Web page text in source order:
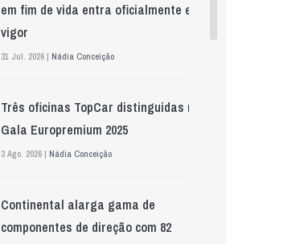
em fim de vida entra oficialmente em
vigor
31 Jul. 2026 | Nádia Conceição
Três oficinas TopCar distinguidas na
Gala Europremium 2025
3 Ago. 2026 | Nádia Conceição
Continental alarga gama de
componentes de direção com 82